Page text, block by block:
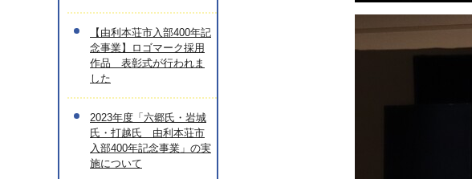
【由利本荘市入部400年記
念事業】ロゴマーク採用
作品 表彰式が行われま
した
2023年度「六郷氏・岩城
氏・打越氏 由利本荘市
入部400年記念事業」の実
施について